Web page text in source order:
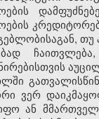
ვერ
ან